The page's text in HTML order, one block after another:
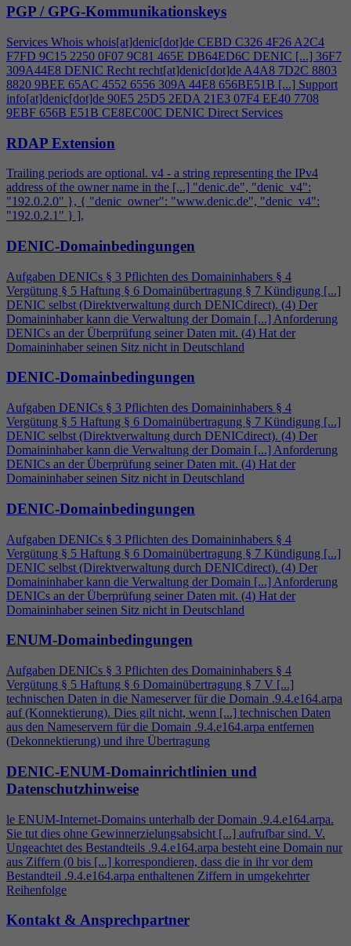
PGP / GPG-Kommunikationskeys
Services Whois whois[at]denic[dot]de CEBD C326 4F26 A2C4
F7FD 9C15 2250 0F07 9C81 465E DB64ED6C DENIC [...] 36F7
309A44E8 DENIC Recht recht[at]denic[dot]de A4A8 7D2C 8803
8820 9BEE 65AC 4552 6556 309A 44E8 656BE51B [...] Support
info[at]denic[dot]de 90E5 25D5 2EDA 21E3 07F4 EE40 7708
9EBF 656B E51B CE8EC00C DENIC Direct Services
RDAP Extension
Trailing periods are optional. v4 - a string representing the IPv4
address of the owner name in the [...] "denic.de", "denic_v4":
"192.0.2.0" }, { "denic_owner": "www.denic.de", "denic_v4":
"192.0.2.1" } ],
DENIC-Domainbedingungen
Aufgaben DENICs § 3 Pflichten des Domaininhabers § 4
Vergütung § 5 Haftung § 6 Domainübertragung § 7 Kündigung [...]
DENIC selbst (Direktverwaltung durch DENICdirect). (4) Der
Domaininhaber kann die Verwaltung der Domain [...] Anforderung
DENICs an der Überprüfung seiner Daten mit. (4) Hat der
Domaininhaber seinen Sitz nicht in Deutschland
DENIC-Domainbedingungen
Aufgaben DENICs § 3 Pflichten des Domaininhabers § 4
Vergütung § 5 Haftung § 6 Domainübertragung § 7 Kündigung [...]
DENIC selbst (Direktverwaltung durch DENICdirect). (4) Der
Domaininhaber kann die Verwaltung der Domain [...] Anforderung
DENICs an der Überprüfung seiner Daten mit. (4) Hat der
Domaininhaber seinen Sitz nicht in Deutschland
DENIC-Domainbedingungen
Aufgaben DENICs § 3 Pflichten des Domaininhabers § 4
Vergütung § 5 Haftung § 6 Domainübertragung § 7 Kündigung [...]
DENIC selbst (Direktverwaltung durch DENICdirect). (4) Der
Domaininhaber kann die Verwaltung der Domain [...] Anforderung
DENICs an der Überprüfung seiner Daten mit. (4) Hat der
Domaininhaber seinen Sitz nicht in Deutschland
ENUM-Domainbedingungen
Aufgaben DENICs § 3 Pflichten des Domaininhabers § 4
Vergütung § 5 Haftung § 6 Domainübertragung § 7 V [...]
technischen Daten in die Nameserver für die Domain .9.4.e164.arpa
auf (Konnektierung). Dies gilt nicht, wenn [...] technischen Daten
aus den Nameservern für die Domain .9.4.e164.arpa entfernen
(Dekonnektierung) und ihre Übertragung
DENIC-ENUM-Domainrichtlinien und
Datenschutzhinweise
le ENUM-Internet-Domains unterhalb der Domain .9.4.e164.arpa.
Sie tut dies ohne Gewinnerzielungsabsicht [...] aufrufbar sind. V.
Ungeachtet des Bestandteils .9.4.e164.arpa besteht eine Domain nur
aus Ziffern (0 bis [...] korrespondieren, dass die in ihr vor dem
Bestandteil .9.4.e164.arpa enthaltenen Ziffern in umgekehrter
Reihenfolge
Kontakt & Ansprechpartner